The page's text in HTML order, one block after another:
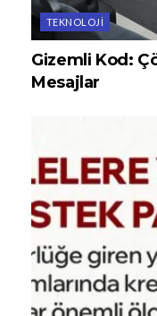
TEKNOLOJI
Gizemli Kod:
Mesajlar